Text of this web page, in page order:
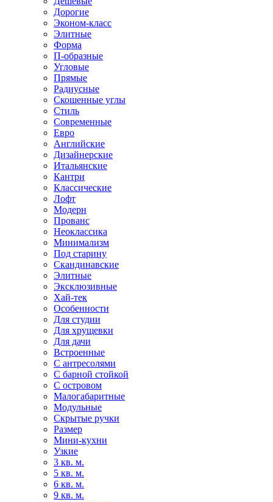
Дорогие
Эконом-класс
Элитные
Форма
П-образные
Угловые
Прямые
Радиусные
Скошенные углы
Стиль
Современные
Евро
Английские
Дизайнерские
Итальянские
Кантри
Классические
Лофт
Модерн
Прованс
Неоклассика
Минимализм
Под старину
Скандинавские
Элитные
Эксклюзивные
Хай-тек
Особенности
Для студии
Для хрущевки
Для дачи
Встроенные
С антресолями
С барной стойкой
С островом
Малогабаритные
Модульные
Скрытые ручки
Размер
Мини-кухни
Узкие
3 кв. м.
5 кв. м.
6 кв. м.
9 кв. м.